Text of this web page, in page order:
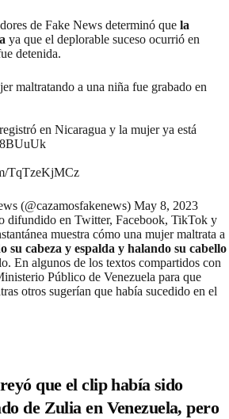
de Fake News determinó que la
ya que el deplorable suceso ocurrió en
detenida.
maltratando a una niña fue grabado en
en Nicaragua y la mujer ya está
TqTzeKjMCz
(@cazamosfakenews) May 8, 2023
difundido en Twitter, Facebook, TikTok y
muestra cómo una mujer maltrata a
su cabeza y espalda y halando su cabello
En algunos de los textos compartidos con
Público de Venezuela para que
otros sugerían que había sucedido en el
que el clip había sido
de Zulia en Venezuela, pero